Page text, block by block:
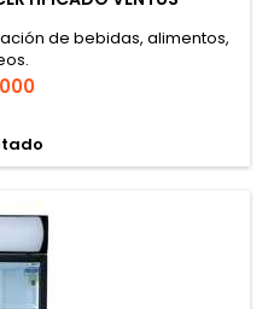
de bebidas, alimentos,